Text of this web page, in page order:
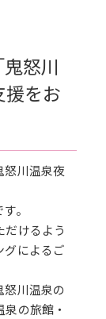
怒川
をお
怒川温泉夜
。
けるよう
グによるご
怒川温泉の
の旅館・